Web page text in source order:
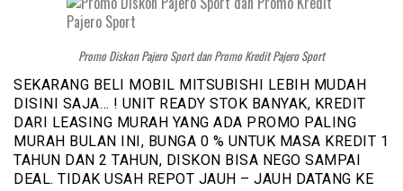
Promo Diskon Pajero Sport dan Promo Kredit Pajero Sport
SEKARANG BELI MOBIL MITSUBISHI LEBIH MUDAH
DISINI SAJA… ! UNIT READY STOK BANYAK, KREDIT
DARI LEASING MURAH YANG ADA PROMO PALING
MURAH BULAN INI, BUNGA 0 % UNTUK MASA KREDIT 1
TAHUN DAN 2 TAHUN, DISKON BISA NEGO SAMPAI
DEAL. TIDAK USAH REPOT JAUH – JAUH DATANG KE